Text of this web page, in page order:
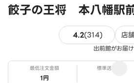
餃子の王将 本八幡駅
4.2(314)314件のレ
店
出前館がお届け
最低注文金額
1円
標準送料